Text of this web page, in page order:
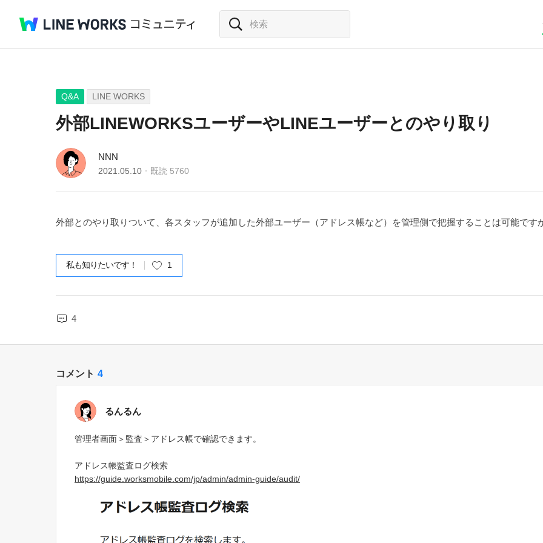
Q&A LINE WORKS
外部LINEWORKSユーザーやLINEユーザーとのやり取り
NNN
2021.05.10 既読 5760
外部とのやり取りついて、各スタッフが追加した外部ユーザー（アドレス帳など）を管理側で把握することは可能です
私も知りたいです！ 1
4
コメント 4
るんるん
管理者画面＞監査＞アドレス帳で確認できます。
アドレス帳監査ログ検索
https://guide.worksmobile.com/jp/admin/admin-guide/audit/